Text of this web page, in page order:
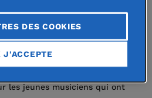
ont précipité ce
des années »
les jeunes musiciens qui ont
DES COOKIES
J'ACCEPTE